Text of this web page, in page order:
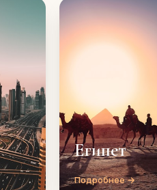
Египет
Подробнее →